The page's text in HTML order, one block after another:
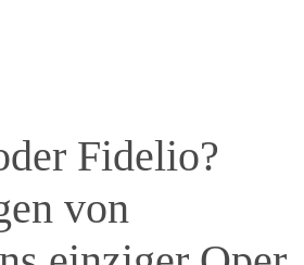
Fidelio?
von